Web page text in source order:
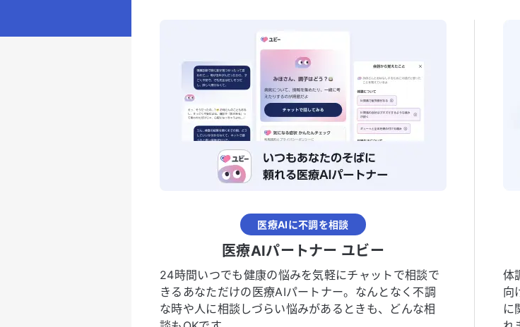
医療AIに不調を相談
医療AIパートナー ユビー
24時間いつでも健康の悩みを気軽にチャットで相談で
きるあなただけの医療AIパートナー。なんとなく不調
な時や人に相談しづらい悩みがあるときも、どんな相
体
向
に